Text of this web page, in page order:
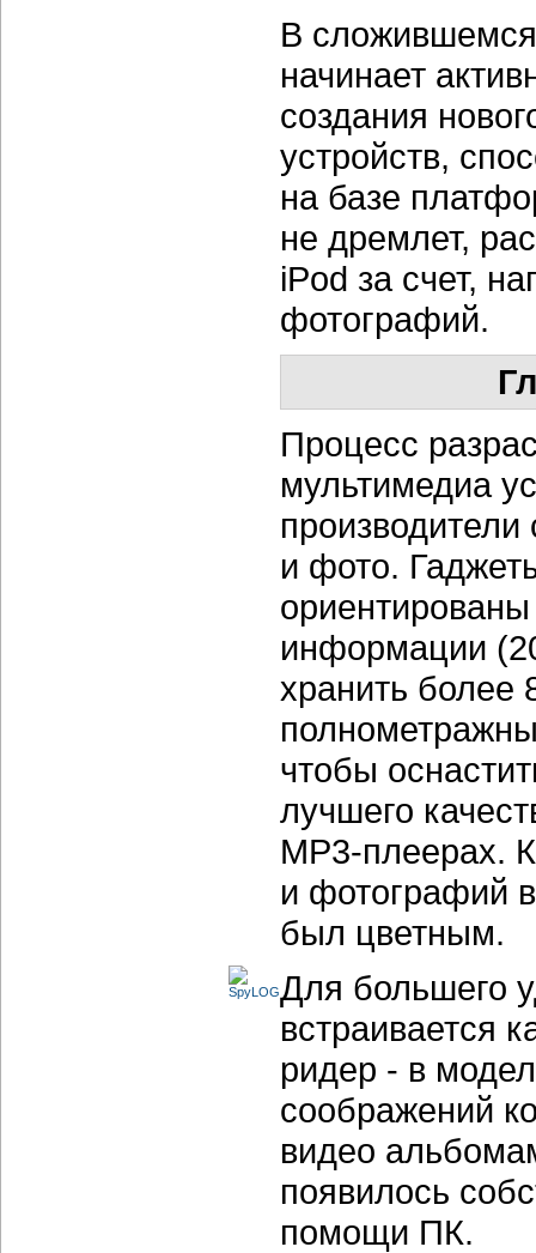
В сложившемся
начинает
создания
устройств,
на базе
не дремлет,
iPod за счет,
фотографий.
Процесс
мультимедиа
и фото.
информации
хранить более
чтобы
лучшего
МР3-плеерах.
и фотографий
был цветным.
Для большего
встраивается
ридер - в
соображений
видео
появилось
помощи ПК.